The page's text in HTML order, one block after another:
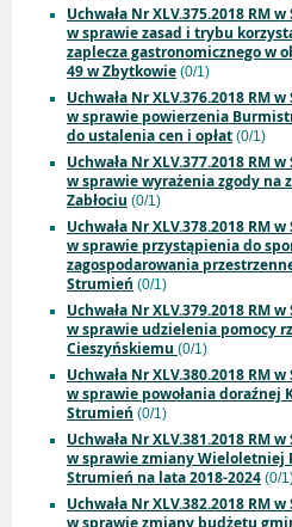
Uchwała Nr XLV.375.2018 RM
w sprawie zasad i trybu
zaplecza gastronomicznego w
49 w Zbytkowie (0/1)
Uchwała Nr XLV.376.2018 RM
w sprawie powierzenia
do ustalenia cen i opłat (0/1)
Uchwała Nr XLV.377.2018 RM
w sprawie wyrażenia zgody na
Zabłociu (0/1)
Uchwała Nr XLV.378.2018 RM
w sprawie przystąpienia do
zagospodarowania
Strumień (0/1)
Uchwała Nr XLV.379.2018 RM
w sprawie udzielenia pomocy
Cieszyńskiemu (0/1)
Uchwała Nr XLV.380.2018 RM
w sprawie powołania doraźnej
Strumień (0/1)
Uchwała Nr XLV.381.2018 RM
w sprawie zmiany Wieloletniej
Strumień na lata 2018-2024 (0/
Uchwała Nr XLV.382.2018 RM